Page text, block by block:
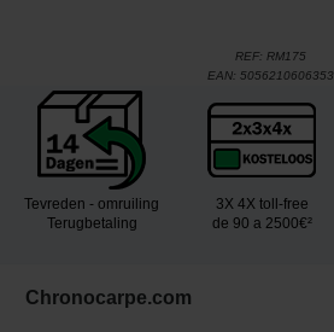
REF: RM175
EAN: 5056210606353
Tevreden - omruiling
Terugbetaling
3X 4X toll-free
de 90 a 2500€²
Chronocarpe.com